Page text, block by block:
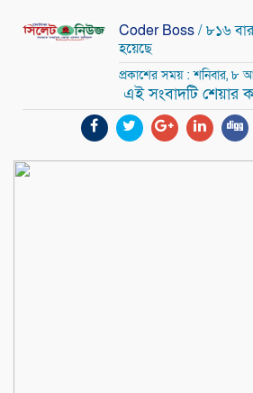
Coder Boss/ ৮১৬
হয়েছে
প্রকাশের সময় : শনিবার, ৮
এই সংবাদটি শেয়ার